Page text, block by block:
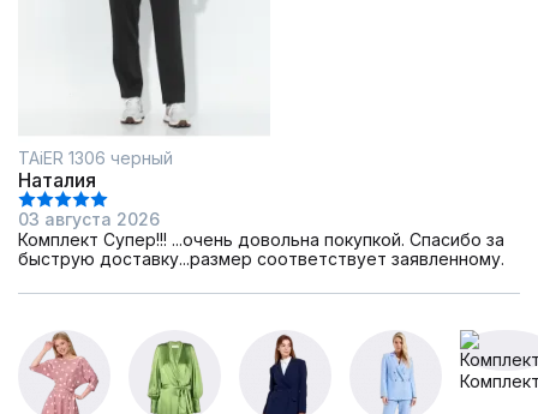
TAiER 1306 черный
Наталия
03 августа 2026
Комплект Супер!!! ...очень довольна покупкой. Спасибо за
быструю доставку...размер соответствует заявленному.